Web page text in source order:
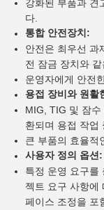
강화된 부품과 견
다.
통합 안전장치:
안전은 최우선 과
전 잠금 장치와
운영자에게 안전
용접 장비와 원활
MIG, TIG 및 잠
환되며 용접 작업
큰 부품의 효율적
사용자 정의 옵션:
특정 운영 요구를
젝트 요구 사항에
페이스 조정을 포